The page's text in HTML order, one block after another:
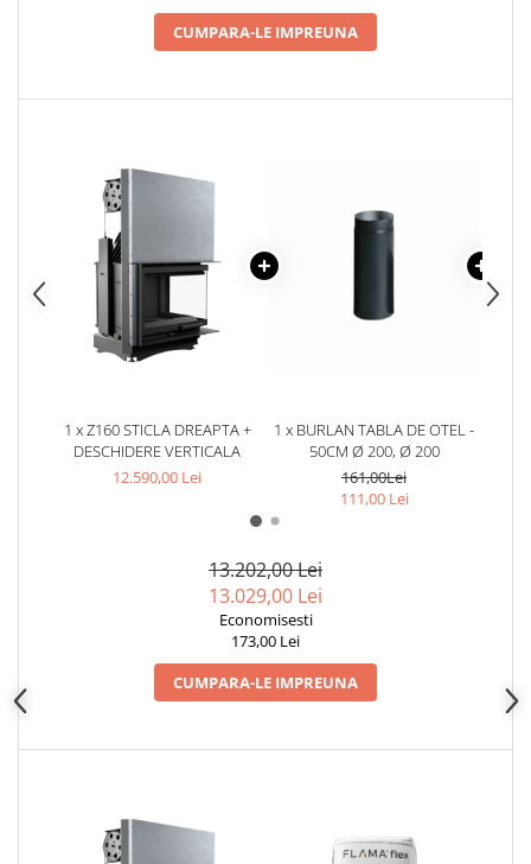
ADEZIVI SI MORTARE
ACCESORII SPECIALE
SUPORT FOCAR
CENTRALE TERMICE
CENTRALE COMBUSTIBIL SOLID
AUTOMATIZARI SI TERMOSTATE
PUFFERE
Ustensile seminee și sobe
Suporturi pentru lemne
Accesorii montaj si racordare
GRILE SI PIESE DE DE VENTILAȚIE
GRILE NEGRE / GRAFIT
CUMPARA-LE IMPREUNA
1 x Z160 STICLA DREAPTA +
DESCHIDERE VERTICALA
12.590,00 Lei
1 x BURLAN TABLA DE OTEL -
50CM Ø 200, Ø 200
161,00Lei
111,00 Lei
13.202,00 Lei
13.029,00 Lei
Economisesti
173,00 Lei
CUMPARA-LE IMPREUNA